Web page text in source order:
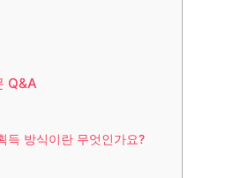
Q&A
득 방식이란 무엇인가요?